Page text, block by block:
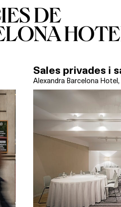
DE
Sales privades i
Alexandra Barcelona